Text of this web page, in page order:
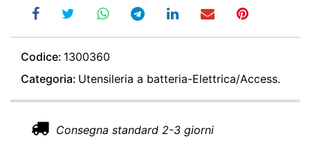
Codice: 1300360
Categoria: Utensileria a batteria-Elettrica/Access.
Consegna standard 2-3 giorni